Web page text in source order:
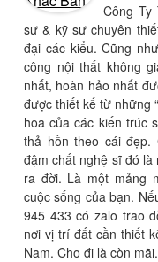
Công Ty
sư & kỹ sư chuyên
đại các kiểu. Cũng
công nội thất không
nhất, hoàn hảo nhất
được thiết kế từ những
hoa của các kiến trúc
thả hồn theo cái đẹp.
đậm chất nghệ sĩ đó
ra đời. Là một mảng
cuộc sống của bạn.
945 433 có zalo trao
nơi vị trí đất cần thiết
Nam. Cho đi là còn